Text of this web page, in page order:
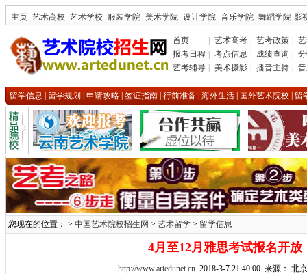
主页- 艺术高校- 艺术学校- 服装学院- 美术学院- 设计学院- 音乐学院- 舞蹈学院-影
首页 艺术高考 艺考政策
报考日程
考点信息 成绩查询
艺考辅导
美术摄影 播音主持
留学信息 留学规划 申请攻略 签证指南 行前准备 海外生活 国外艺术院校 留
您现在的位置： > 中国艺术院校招生网 > 艺术留学 > 留学信息
4月至12月雅思考试报名开放
http://www.artedunet.cn2018-3-7 21:40:00 来源： 北